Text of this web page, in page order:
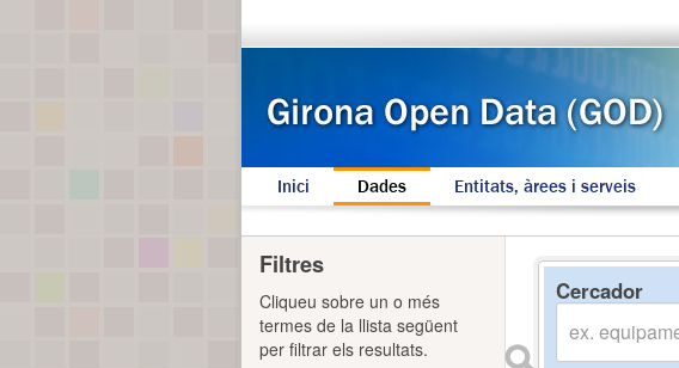
Inici Dades Entitats, àrees i serveis
Cercador
Filtres
Cliqueu sobre un o més
termes de la llista següent
per filtrar els resultats.